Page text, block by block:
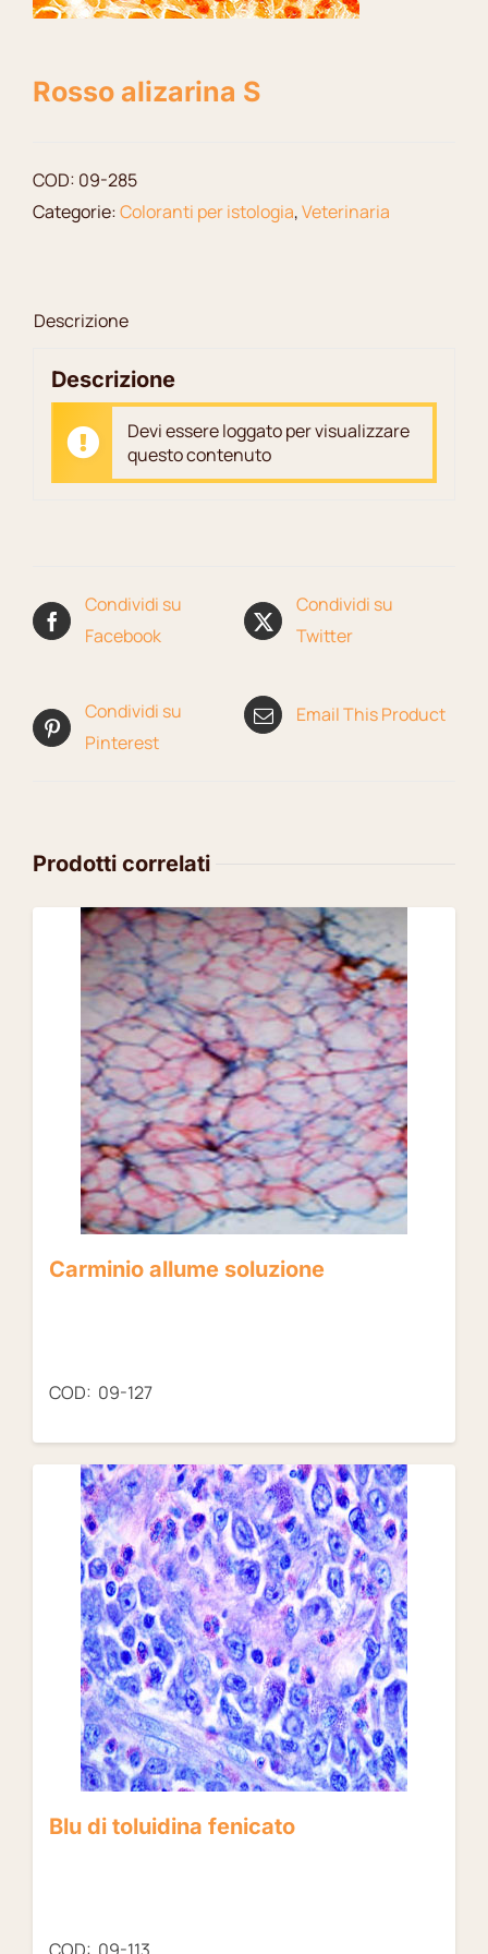
Rosso alizarina S
COD: 09-285
Categorie:Coloranti per istologia,Veterinaria
Descrizione
Descrizione
Devi essere loggato per visualizzare
questo contenuto
Condividi su
Facebook
Condividi su
Twitter
Condividi su
Pinterest
Email This Product
Prodotti correlati
Carminio allume soluzione
COD: 09-127
Blu di toluidina fenicato